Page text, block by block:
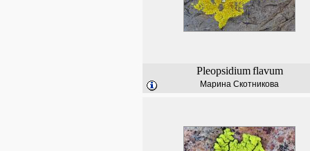
Pleopsidium flavum
Марина Скотникова